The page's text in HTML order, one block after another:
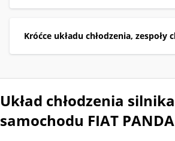
Króćce układu chłodzenia, zespoły
Układ chłodzenia
samochodu FIAT